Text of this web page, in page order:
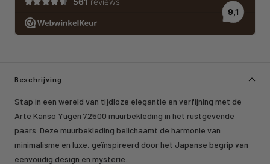
Beschrijving
Stap in een wereld van tijdloze elegantie en verfijning met de
Arte Kanso Yugen 72500 muurbekleding in het rustgevende
paars. Deze muurbekleding belichaamt de harmonie van
minimalisme en luxe, geïnspireerd door het Japanse begrip van
eenvoudig design en mysterie.